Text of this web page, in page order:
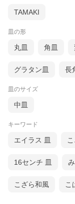
TAMAKI
皿の形
丸皿 角皿
グラタン皿 長
皿のサイズ
中皿
キーワード
エイラス 皿
16センチ 皿
こざら和風 こ